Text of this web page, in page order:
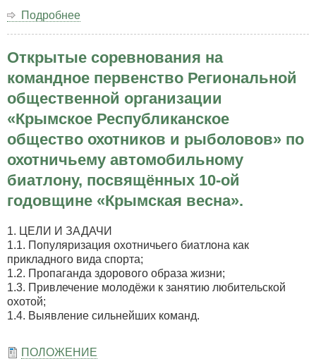
Подробнее
по
собаководству
РОО
«КРООР»
на
2024
год
Открытые соревнования на
командное первенство Региональной
общественной организации
«Крымское Республиканское
общество охотников и рыболовов» по
охотничьему автомобильному
биатлону, посвящённых 10-ой
годовщине «Крымская весна».
1. ЦЕЛИ И ЗАДАЧИ
1.1. Популяризация охотничьего биатлона как
прикладного вида спорта;
1.2. Пропаганда здорового образа жизни;
1.3. Привлечение молодёжи к занятию любительской
охотой;
1.4. Выявление сильнейших команд.
ПОЛОЖЕНИЕ